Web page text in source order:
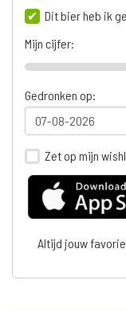
Dit bier heb ik
Mijn cijfer:
Gedronken op:
Zet op mijn
Altijd jouw